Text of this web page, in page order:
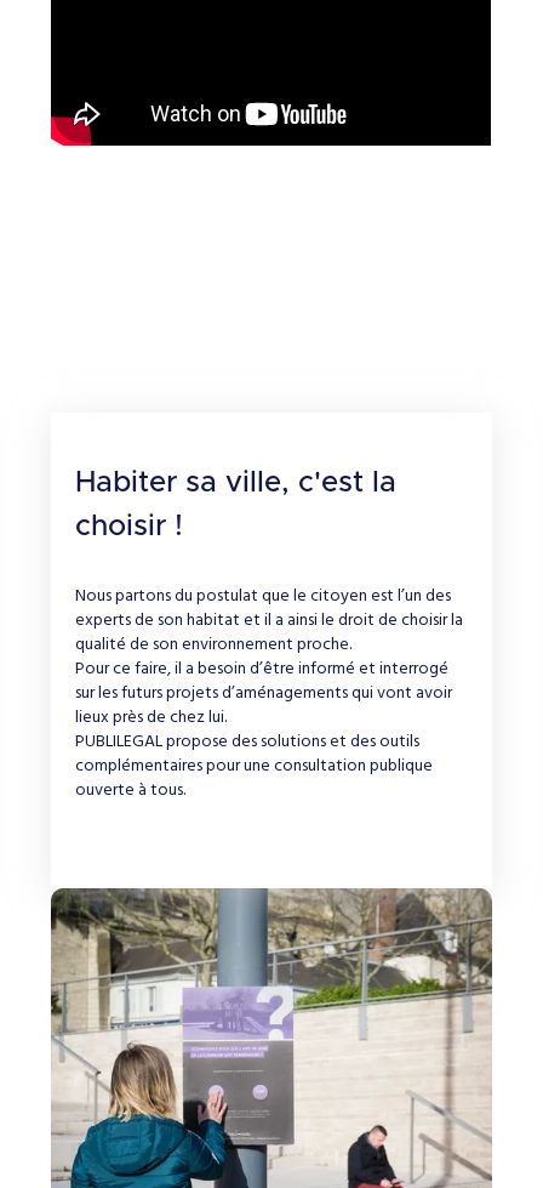
Habiter sa ville, c'est la
choisir !
Nous partons du postulat que le citoyen est l’un des
experts de son habitat et il a ainsi le droit de choisir la
qualité de son environnement proche.
Pour ce faire, il a besoin d’être informé et interrogé
sur les futurs projets d’aménagements qui vont avoir
lieux près de chez lui.
PUBLILEGAL propose des solutions et des outils
complémentaires pour une consultation publique
ouverte à tous.